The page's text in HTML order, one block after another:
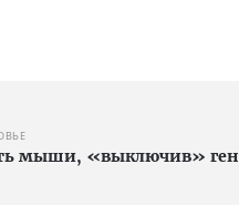
мыши, «выключив» ген